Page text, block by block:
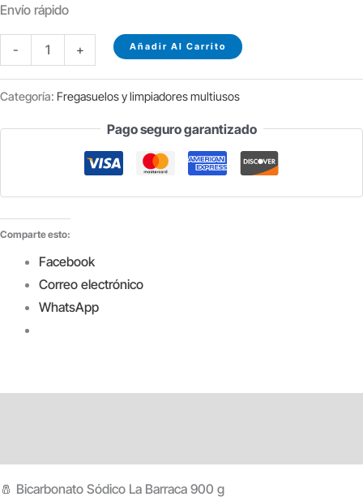
Envío rápido
-
BICARBONATO
SÓDICO
LA
900
+ Añadir Al Carrito
Categoría: Fregasuelos y limpiadores multiusos
Pago seguro garantizado
Comparte esto:
Facebook
Correo electrónico
WhatsApp
🧂 Bicarbonato Sódico La Barraca 900 g